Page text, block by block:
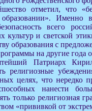
отметил, что
Именно
всего
культур и светской
образования с
на другие года
Патриарх
религиозные
целях, что
нанести
только религиозная
«прививкой от